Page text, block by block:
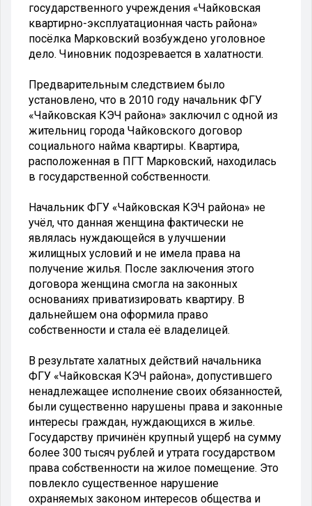
государственного учреждения «Чайковская
квартирно-эксплуатационная часть района»
посёлка Марковский возбуждено уголовное
дело. Чиновник подозревается в халатности.
Предварительным следствием было
установлено, что в 2010 году начальник ФГУ
«Чайковская КЭЧ района» заключил с одной из
жительниц города Чайковского договор
социального найма квартиры. Квартира,
расположенная в ПГТ Марковский, находилась
в государственной собственности.
Начальник ФГУ «Чайковская КЭЧ района» не
учёл, что данная женщина фактически не
являлась нуждающейся в улучшении
жилищных условий и не имела права на
получение жилья. После заключения этого
договора женщина смогла на законных
основаниях приватизировать квартиру. В
дальнейшем она оформила право
собственности и стала её владелицей.
В результате халатных действий начальника
ФГУ «Чайковская КЭЧ района», допустившего
ненадлежащее исполнение своих обязанностей,
были существенно нарушены права и законные
интересы граждан, нуждающихся в жилье.
Государству причинён крупный ущерб на сумму
более 300 тысяч рублей и утрата государством
права собственности на жилое помещение. Это
повлекло существенное нарушение
охраняемых законом интересов общества и